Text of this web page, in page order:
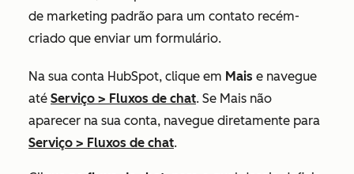
de marketing padrão para um contato recém-
criado que enviar um formulário.
Na sua conta HubSpot, clique em Mais e navegue
até Serviço > Fluxos de chat. Se Mais não
aparecer na sua conta, navegue diretamente para
Serviço > Fluxos de chat.